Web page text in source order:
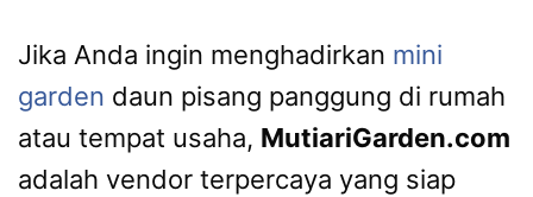
Jika Anda ingin menghadirkan mini
garden daun pisang panggung di rumah
atau tempat usaha, MutiariGarden.com
adalah vendor terpercaya yang siap